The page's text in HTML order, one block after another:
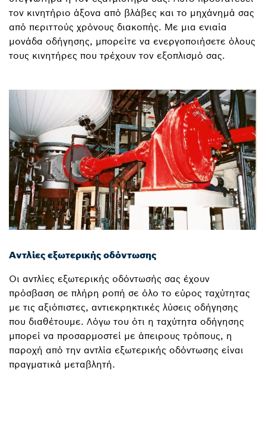
τον κινητήριο άξονα από βλάβες και το μηχάνημά σας
από περιττούς χρόνους διακοπής. Με μια ενιαία
μονάδα οδήγησης, μπορείτε να ενεργοποιήσετε όλους
τους κινητήρες που τρέχουν τον εξοπλισμό σας.
Αντλίες εξωτερικής οδόντωσης
Οι αντλίες εξωτερικής οδόντωσής σας έχουν
πρόσβαση σε πλήρη ροπή σε όλο το εύρος ταχύτητας
με τις αξιόπιστες, αντιεκρηκτικές λύσεις οδήγησης
που διαθέτουμε. Λόγω του ότι η ταχύτητα οδήγησης
μπορεί να προσαρμοστεί με άπειρους τρόπους, η
παροχή από την αντλία εξωτερικής οδόντωσης είναι
πραγματικά μεταβλητή.